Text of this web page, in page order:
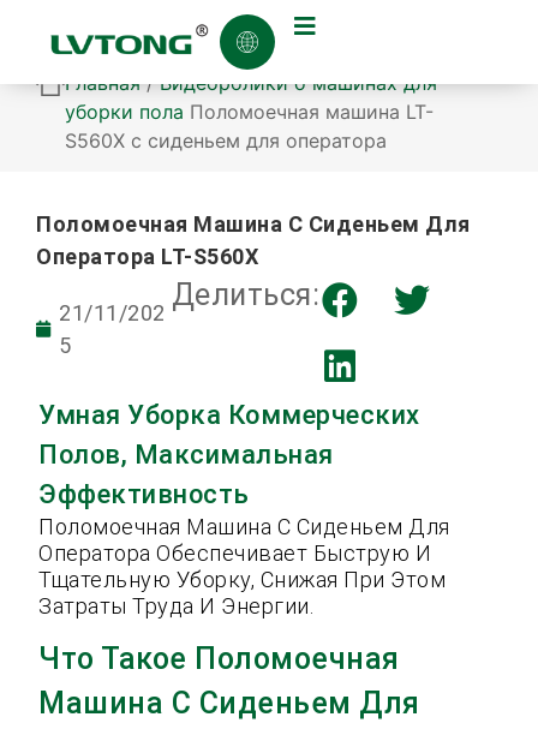
Главная/Видеоролики о машинах для
уборки пола Поломоечная машина LT-
S560X с сиденьем для оператора
Поломоечная Машина С Сиденьем Для
Оператора LT-S560X
21/11/202
5
Делиться:
Умная Уборка Коммерческих
Полов, Максимальная
Эффективность
Поломоечная Машина С Сиденьем Для
Оператора Обеспечивает Быструю И
Тщательную Уборку, Снижая При Этом
Затраты Труда И Энергии.
Что Такое Поломоечная
Машина С Сиденьем Для